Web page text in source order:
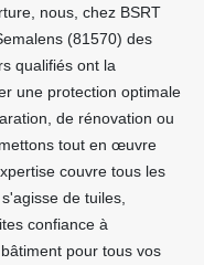
nous, chez BSRT
(81570) des
qualifiés ont la
une protection optimale
de rénovation ou
tout en œuvre
couvre tous les
de tuiles,
confiance à
pour tous vos